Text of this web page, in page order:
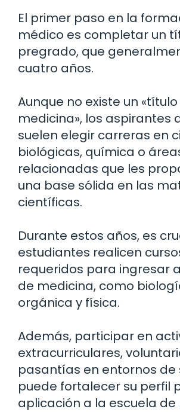
El primer paso en la
médico es completar un
pregrado, que
cuatro años.
Aunque no existe un
medicina», los aspirantes
suelen elegir carreras en
biológicas, química o
relacionadas que les
una base sólida en las
científicas.
Durante estos años, es
estudiantes realicen
requeridos para ingresar
de medicina, como
orgánica y física.
Además, participar en
extracurriculares,
pasantías en entornos de
puede fortalecer su perfil
aplicación a la escuela de